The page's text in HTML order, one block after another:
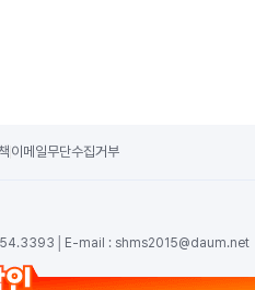
이메일무단수집거부
mail : shms2015@daum.net